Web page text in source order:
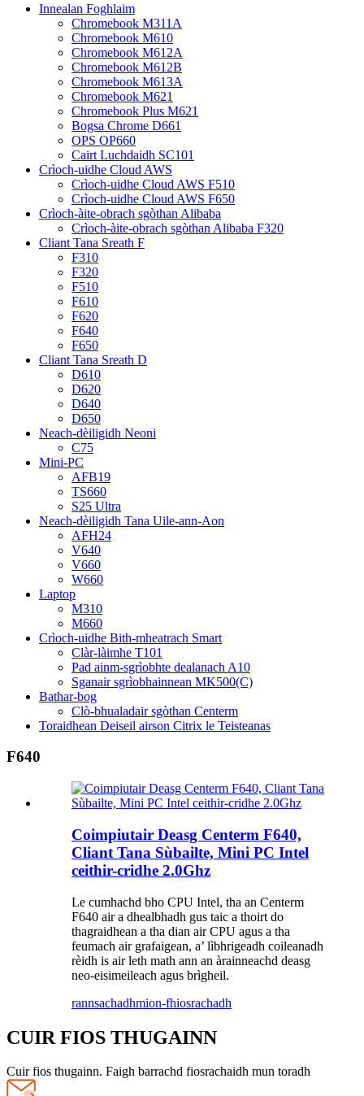
Innealan Foghlaim
Chromebook M311A
Chromebook M610
Chromebook M612A
Chromebook M612B
Chromebook M613A
Chromebook M621
Chromebook Plus M621
Bogsa Chrome D661
OPS OP660
Cairt Luchdaidh SC101
Crìoch-uidhe Cloud AWS
Crìoch-uidhe Cloud AWS F510
Crìoch-uidhe Cloud AWS F650
Crìoch-àite-obrach sgòthan Alibaba
Crìoch-àite-obrach sgòthan Alibaba F320
Cliant Tana Sreath F
F310
F320
F510
F610
F620
F640
F650
Cliant Tana Sreath D
D610
D620
D640
D650
Neach-dèiligidh Neoni
C75
Mini-PC
AFB19
TS660
S25 Ultra
Neach-dèiligidh Tana Uile-ann-Aon
AFH24
V640
V660
W660
Laptop
M310
M660
Crìoch-uidhe Bith-mheatrach Smart
Clàr-làimhe T101
Pad ainm-sgrìobhte dealanach A10
Sganair sgrìobhainnean MK500(C)
Bathar-bog
Clò-bhualadair sgòthan Centerm
Toraidhean Deiseil airson Citrix le Teisteanas
F640
Coimpiutair Deasg Centerm F640,
Cliant Tana Sùbailte, Mini PC Intel
ceithir-cridhe 2.0Ghz
Le cumhachd bho CPU Intel, tha an Centerm
F640 air a dhealbhadh gus taic a thoirt do
thagraidhean a tha dian air CPU agus a tha
feumach air grafaigean, a’ lìbhrigeadh coileanadh
rèidh is air leth math ann an àrainneachd deasg
neo-eisimeileach agus brìgheil.
rannsachadhmion-fhiosrachadh
CUIR FIOS THUGAINN
Cuir fios thugainn. Faigh barrachd fiosrachaidh mun toradh